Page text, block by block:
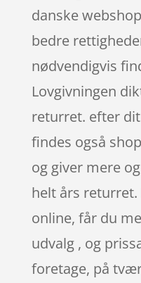
danske
bedre
nødvendigvis
Lovgivningen
returret. efter
findes også
og giver mere
helt års
online, får du
udvalg , og
foretage, på